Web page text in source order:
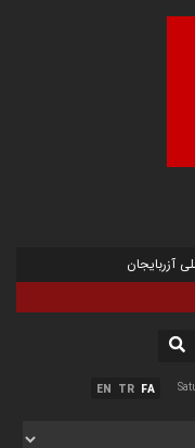
آزربایجان
FA
TR
EN